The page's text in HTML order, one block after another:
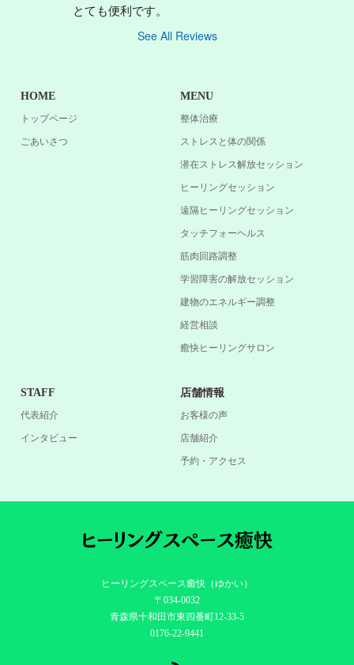
とても便利です。
See All Reviews
HOME
トップページ
ごあいさつ
MENU
整体治療
ストレスと体の関係
潜在ストレス解放セッション
ヒーリングセッション
遠隔ヒーリングセッション
タッチフォーヘルス
筋肉回路調整
学習障害の解放セッション
建物のエネルギー調整
経営相談
癒快ヒーリングサロン
STAFF
代表紹介
インタビュー
店舗情報
お客様の声
店舗紹介
予約・アクセス
ヒーリングスペース癒快（ゆかい）
〒034-0032
青森県十和田市東四番町12-33-5
0176-22-9441